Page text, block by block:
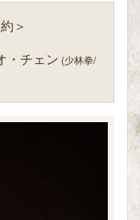
＞
・チェン (少林拳/